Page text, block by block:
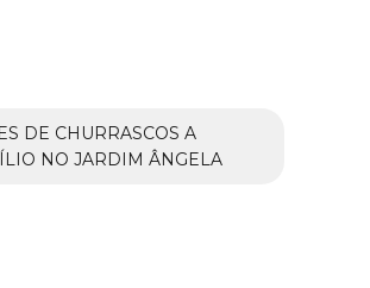
DE CHURRASCOS A
NO JARDIM ÂNGELA